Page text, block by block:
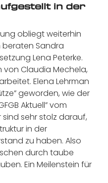
in der
obliegt weiterhin
beraten Sandra
Lena Peterke.
von Claudia Mechela,
Elena Lehrman
geworden, wie der
Aktuell” vom
sind sehr stolz darauf,
in der
zu haben. Also
durch taube
Ein Meilenstein für